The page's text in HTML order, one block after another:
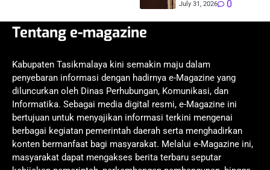
July 31, 2026 0
Tentang e-magazine
Kabupaten Tasikmalaya kini semakin maju dalam
penyebaran informasi dengan hadirnya e-Magazine yang
diluncurkan oleh Dinas Perhubungan, Komunikasi, dan
Informatika. Sebagai media digital resmi, e-Magazine ini
bertujuan untuk menyajikan informasi terkini mengenai
berbagai kegiatan pemerintah daerah serta menghadirkan
konten bermanfaat bagi masyarakat. Melalui e-Magazine ini,
masyarakat dapat mengakses berita terbaru seputar